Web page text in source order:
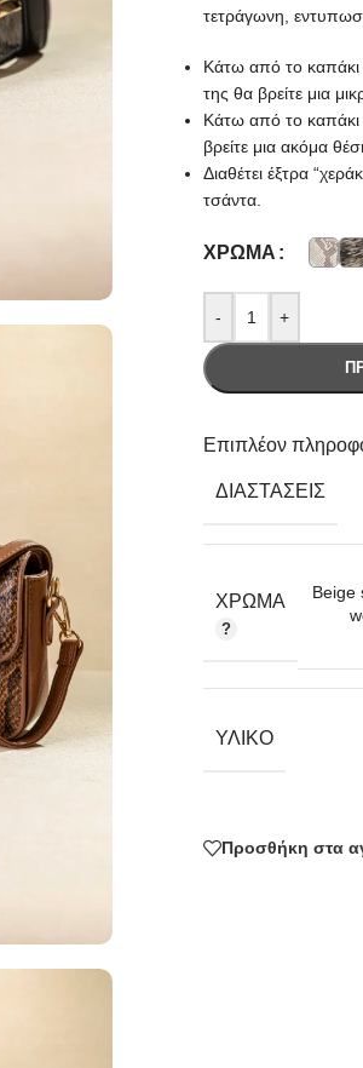
τετράγωνη,
Κάτω από το καπάκι
της θα βρείτε μια
Κάτω από το καπάκι
βρείτε μια ακόμα
Διαθέτει έξτρα
τσάντα.
ΧΡΏΜΑ
- +
Επιπλέον
ΔΙΑΣΤΆΣΕΙΣ
ΧΡΏΜΑ Beige
ΥΛΙΚΌ
Προσθήκη στα